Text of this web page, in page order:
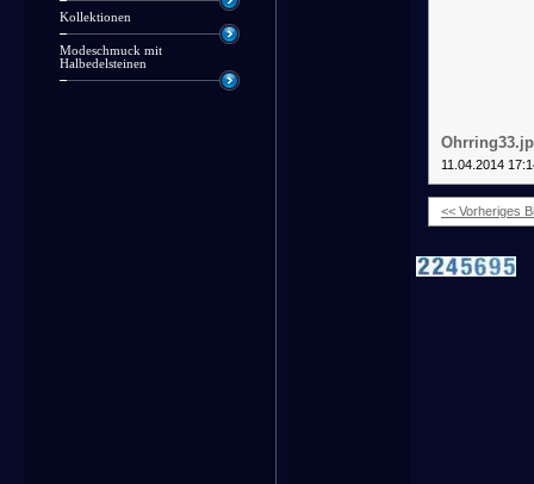
Kollektionen
Modeschmuck mit
Halbedelsteinen
11.04.2014
<< Vorheriges